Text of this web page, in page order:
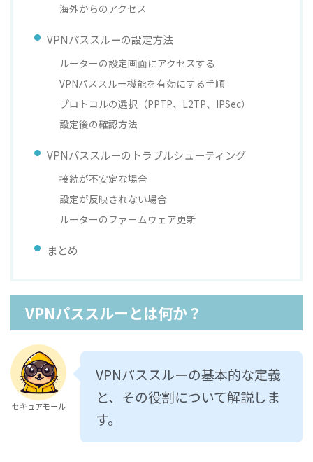
海外からのアクセス
VPNパススルーの設定方法
ルーターの設定画面にアクセスする
VPNパススルー機能を有効にする手順
プロトコルの選択（PPTP、L2TP、IPSec）
設定後の確認方法
VPNパススルーのトラブルシューティング
接続が不安定な場合
設定が反映されない場合
ルーターのファームウェア更新
まとめ
VPNパススルーとは何か？
セキュアモール
VPNパススルーの基本的な定義
と、その役割について解説しま
す。